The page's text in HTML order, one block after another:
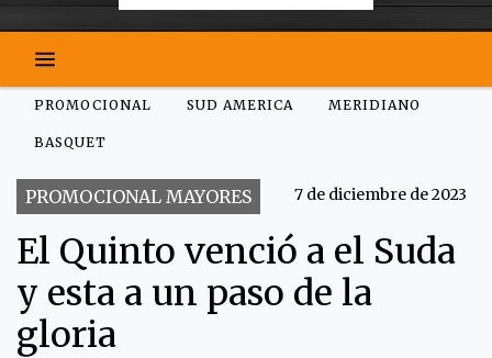
PROMOCIONAL SUD AMERICA MERIDIANO
BASQUET
PROMOCIONAL MAYORES 7 de diciembre de 2023
El Quinto venció a el Suda
y esta a un paso de la
gloria